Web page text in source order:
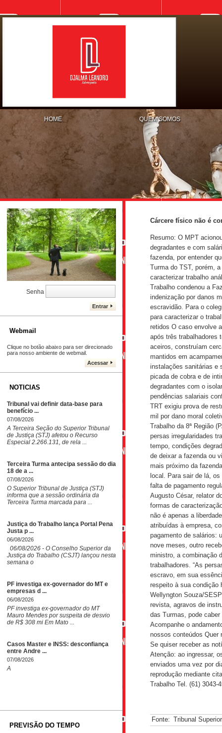
HOME QUEM SOMOS
CONTROLE DE PROCESSOS
Caro Cliente, cadastre seu e-mail, e
acompanhe seu processo. DJALMA
LEANDRO
Usuário
Senha
Entrar
Webmail
Clique no botão abaixo para ser direcionado
para nosso ambiente de webmail.
Acessar
NOTICIAS
Tribunal vai definir data-base para
benefício ...
07/08/2026
​A Terceira Seção do Superior Tribunal
de Justiça (STJ) afetou o Recurso
Especial 2.266.131, de rela ...
Terceira Turma antecipa sessão do dia
18 de a ...
07/08/2026
​O Superior Tribunal de Justiça (STJ)
informa que a sessão ordinária da
Terceira Turma marcada para ...
Justiça do Trabalho lança Portal Pena
Justa p ...
06/08/2026
06/08/2026 - O Conselho Superior da
Justiça do Trabalho (CSJT) lançou nesta
semana o
PF investiga ex-governador do MT e
empresas d ...
06/08/2026
PF investiga ex-governador do MT
Mauro Mendes por suspeita de desvio
de R$ 308 mi Em Mato ...
Casos Master e INSS: desconfiança
entre Andre ...
07/08/2026
A
PREVISÃO DO TEMPO
Cárcere físico não é
Resumo: O MPT
degradantes e com
fazenda, por entender
Turma do TST, porém,
caracterizar trabalho
Trabalho condenou a
indenização por danos
escravidão. Para o
para caracterizar o
retidos O caso envolve
após três trabalhadores
aceiros, construíam
mantidos em
instalações sanitárias e
picada de cobra e de
degradantes com o
pendências salariais
TRT exigiu prova de
mil por dano moral
Trabalho da 8ª Região
persas irregularidades
tempo, condições
de deixar a fazenda ou
mais próximo da
local. Para sair de lá,
falta de pagamento
Augusto César, relator
formas de
não é apenas a
atribuídas à empresa,
pagamento de salários:
nove meses, outro
ministro, a combinação
trabalhadores. “As
escravo, em sua
respeito à sua condição
Wellyngton Souza/
revista, agravos de
das Turmas, pode
Acompanhe o
nossos conteúdos Quer
Se quiser receber as
Atenção: ao ingressar,
enviados uma vez por
reprodução mediante
Trabalho Tel. (61)
Fonte: Tribunal